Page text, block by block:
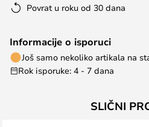
Povrat u roku od 30 dana
Informacije o isporuci
Još samo nekoliko artikala na
Rok isporuke: 4 - 7 dana
SLIČNI